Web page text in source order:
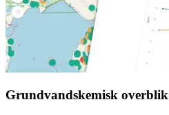
Grundvandskemisk overblik